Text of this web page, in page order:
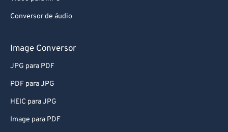
Conversor de áudio
Image Conversor
JPG para PDF
PDF para JPG
HEIC para JPG
Image para PDF